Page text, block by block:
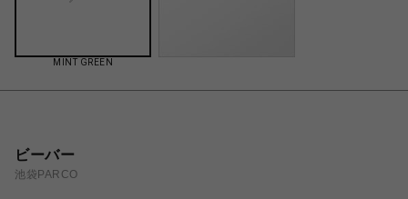
MINT GREEN
ビーバー
池袋PARCO